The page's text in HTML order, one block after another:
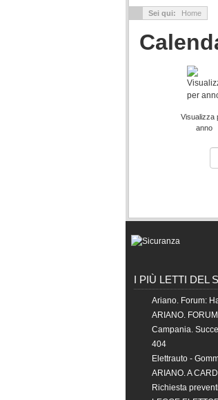
Sei qui: Home
Visualizza
anno
I PIÙ LETTI DEL
Ariano. Forum:
ARIANO.
Campania.
404
Elettrauto -
ARIANO. A
Richiesta